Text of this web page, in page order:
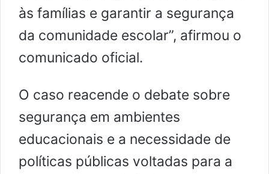
às famílias e garantir a segurança
da comunidade escolar”, afirmou o
comunicado oficial.
O caso reacende o debate sobre
segurança em ambientes
educacionais e a necessidade de
políticas públicas voltadas para a